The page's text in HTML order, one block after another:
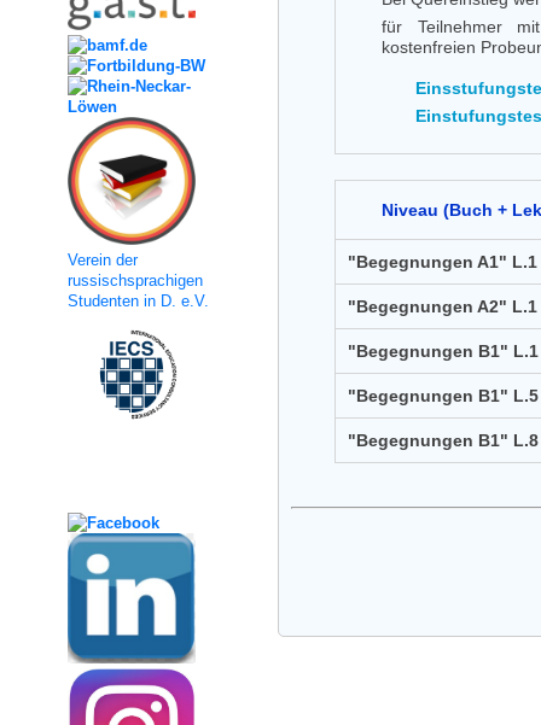
Verein der
russischsprachigen
Studenten in D. e.V.
für Teilnehmer
kostenfreien
Niveau (Buch +
"Begegnungen A1"
"Begegnungen A2"
"Begegnungen B1"
"Begegnungen B1"
"Begegnungen B1"